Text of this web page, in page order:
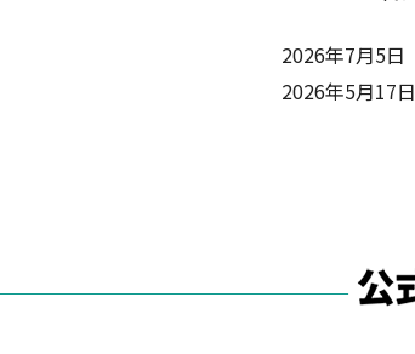
2026年7月5日
2026年5月17日